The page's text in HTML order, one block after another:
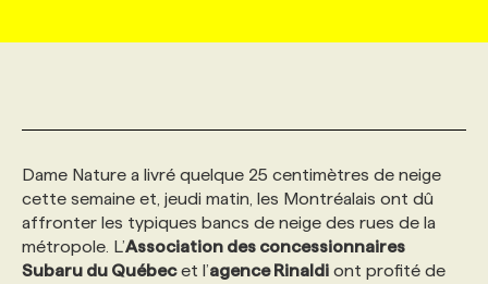
AFFAIRES DE L'INDUSTRIE
INITIATIVES NUMÉRIQUES
PRIX ET DISTINCTIONS
WEB & MÉDIAS SOCIAUX
MARKETING DURABLE
GEO/SEO
INFOLETTRE PUBLICITÉ
ANNONCEZ AVEC NOUS
CONSULTER LA CVTHÈQUE
PROFIL ENTREPRISE
FAQ
VOIR LES OFFRES
PROFIL CANDIDAT
FAQ
ANNONCEZ AVEC NOUS
NOS FORMATIONS EN LIGNE
NOS PARCOURS DE FORMATIONS
FORMATIONS PERSONNALISÉES
CHASSE DE TÊTE
SERVICE DE CHASSE DE TÊTE
NOS TARIFS
Dame Nature a livré quelque 25 centimètres de neige
cette semaine et, jeudi matin, les Montréalais ont dû
affronter les typiques bancs de neige des rues de la
métropole. L’Association des concessionnaires
Subaru du Québecet l’agence Rinaldi ont profité de